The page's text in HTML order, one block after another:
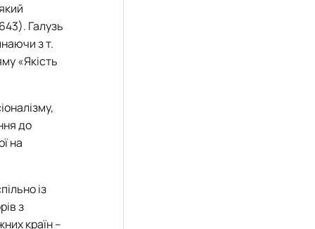
Галузь
з т.
«Якість
до
на
із
з
країн –